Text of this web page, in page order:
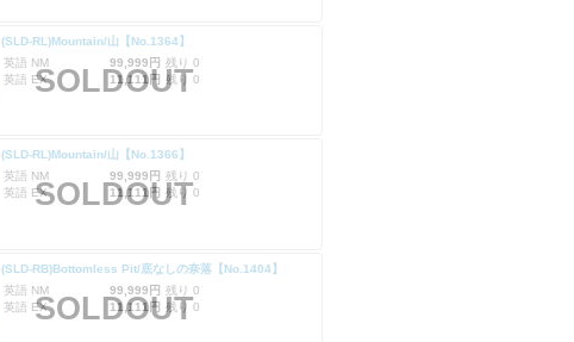
(SLD-RL)Mountain/山【No.1364】
英語 NM
99,999円 残り 0
英語 EX
11,111円 残り 0
SOLDOUT
(SLD-RL)Mountain/山【No.1366】
英語 NM
99,999円 残り 0
英語 EX
11,111円 残り 0
SOLDOUT
(SLD-RB)Bottomless Pit/底なしの奈落【No.1404】
英語 NM
99,999円 残り 0
英語 EX
11,111円 残り 0
SOLDOUT